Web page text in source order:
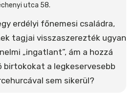
utca 58.
erdélyi főnemesi családra,
tagjai visszaszerezték ugyan
„ingatlant”, ám a hozzá
birtokokat a legkeservesebb
sem sikerül?